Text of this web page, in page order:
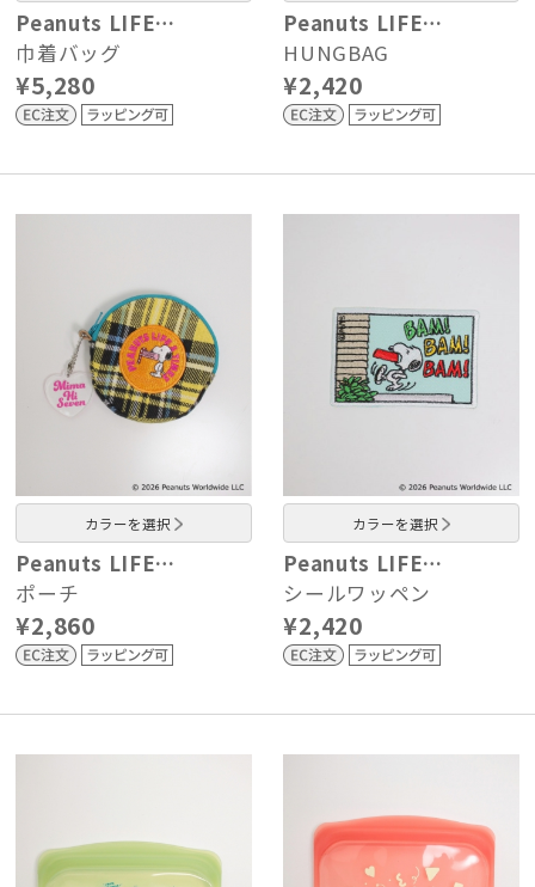
Peanuts LIFE…
巾着バッグ
¥5,280
Peanuts LIFE…
HUNGBAG
¥2,420
カラーを選択
Peanuts LIFE…
ポーチ
¥2,860
カラーを選択
Peanuts LIFE…
シールワッペン
¥2,420